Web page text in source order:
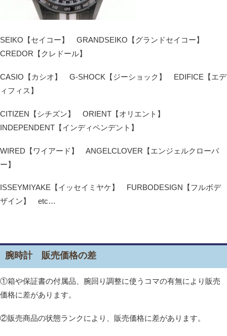
SEIKO【セイコー】 GRANDSEIKO【グランドセイコー】
CREDOR【クレドール】
CASIO【カシオ】 G-SHOCK【ジーショック】 EDIFICE【エデ
ィフィス】
CITIZEN【シチズン】 ORIENT【オリエント】
INDEPENDENT【インディペンデント】
WIRED【ワイアード】 ANGELCLOVER【エンジェルクローバ
ー】
ISSEYMIYAKE【イッセイミヤケ】 FURBODESIGN【フルボデ
ザイン】 etc…
腕時計 販売価格の差
①箱や保証書の付属品、腕回り調整に使うコマの有無により販売
価格に差があります。
②販売商品の状態ランクにより、販売価格に差があります。